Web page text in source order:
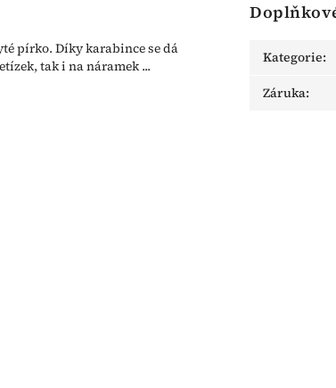
pírko. Díky karabince se dá
tak i na náramek ...
Kategorie:
Záruka: